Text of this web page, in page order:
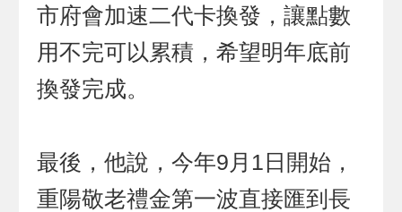
市府會加速二代卡換發，讓點數
用不完可以累積，希望明年底前
換發完成。
最後，他說，今年9月1日開始，
重陽敬老禮金第一波直接匯到長